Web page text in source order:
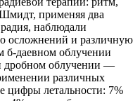
применяя два
наблюдали
осложнений и различную
б-даевном облучении
дробном облучении —
различных
цифры летальности: 7%